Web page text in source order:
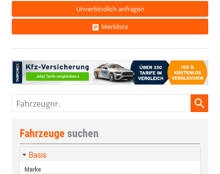
Unverbindlich anfragen
Merkliste
Fahrzeugnr.
Fahrzeuge suchen
Basis
Marke